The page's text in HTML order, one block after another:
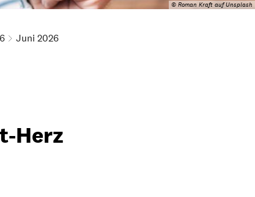
© Roman Kraft auf Unsplash
Juni 2026
Herz